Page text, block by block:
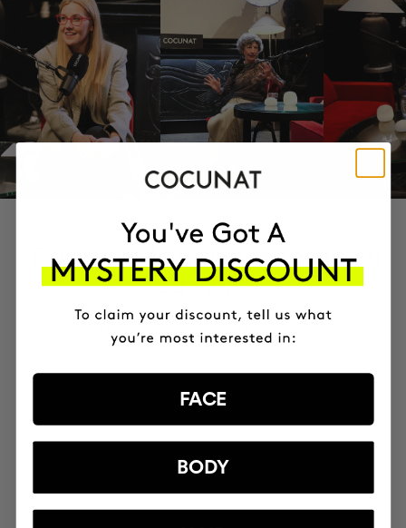
“Recuperó la visión. Y recuperó
su vida”
FACE
BODY